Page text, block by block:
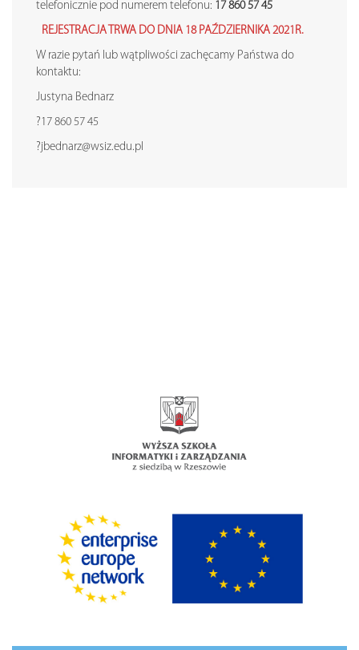
telefonicznie pod numerem telefonu: 17 860 57 45
REJESTRACJA TRWA DO DNIA 18 PAŹDZIERNIKA 2021R.
W razie pytań lub wątpliwości zachęcamy Państwa do
kontaktu:
Justyna Bednarz
?17 860 57 45
?jbednarz@wsiz.edu.pl